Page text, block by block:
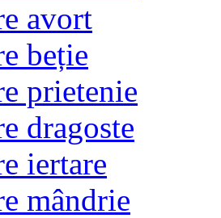
avort
beție
prietenie
dragoste
iertare
mândrie